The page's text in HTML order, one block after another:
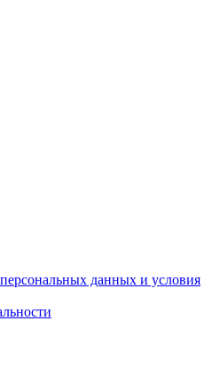
данных и условия